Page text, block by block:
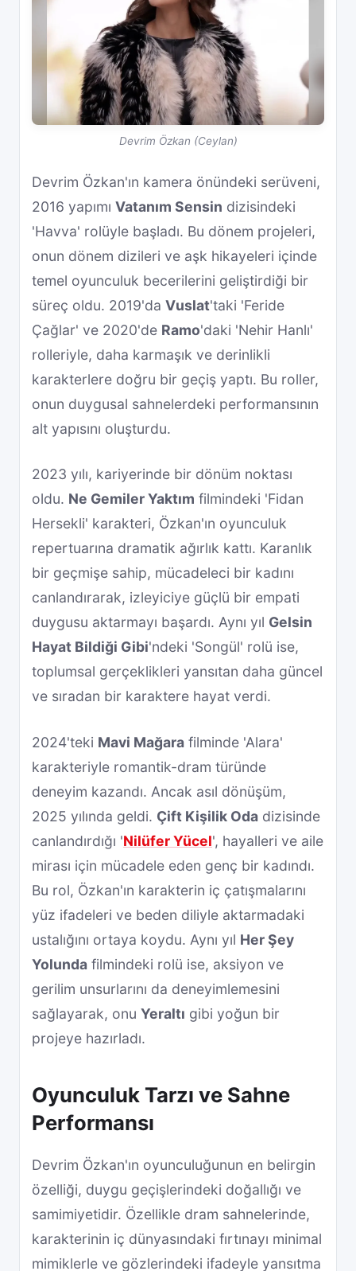
Devrim Özkan (Ceylan)
Devrim Özkan'ın kamera önündeki serüveni,
2016 yapımı Vatanım Sensin dizisindeki
'Havva' rolüyle başladı. Bu dönem projeleri,
onun dönem dizileri ve aşk hikayeleri içinde
temel oyunculuk becerilerini geliştirdiği bir
süreç oldu. 2019'da Vuslat'taki 'Feride
Çağlar' ve 2020'de Ramo'daki 'Nehir Hanlı'
rolleriyle, daha karmaşık ve derinlikli
karakterlere doğru bir geçiş yaptı. Bu roller,
onun duygusal sahnelerdeki performansının
alt yapısını oluşturdu.
2023 yılı, kariyerinde bir dönüm noktası
oldu. Ne Gemiler Yaktım filmindeki 'Fidan
Hersekli' karakteri, Özkan'ın oyunculuk
repertuarına dramatik ağırlık kattı. Karanlık
bir geçmişe sahip, mücadeleci bir kadını
canlandırarak, izleyiciye güçlü bir empati
duygusu aktarmayı başardı. Aynı yıl Gelsin
Hayat Bildiği Gibi'ndeki 'Songül' rolü ise,
toplumsal gerçeklikleri yansıtan daha güncel
ve sıradan bir karaktere hayat verdi.
2024'teki Mavi Mağara filminde 'Alara'
karakteriyle romantik-dram türünde
deneyim kazandı. Ancak asıl dönüşüm,
2025 yılında geldi. Çift Kişilik Oda dizisinde
canlandırdığı 'Nilüfer Yücel', hayalleri ve aile
mirası için mücadele eden genç bir kadındı.
Bu rol, Özkan'ın karakterin iç çatışmalarını
yüz ifadeleri ve beden diliyle aktarmadaki
ustalığını ortaya koydu. Aynı yıl Her Şey
Yolunda filmindeki rolü ise, aksiyon ve
gerilim unsurlarını da deneyimlemesini
sağlayarak, onu Yeraltı gibi yoğun bir
projeye hazırladı.
Oyunculuk Tarzı ve Sahne
Performansı
Devrim Özkan'ın oyunculuğunun en belirgin
özelliği, duygu geçişlerindeki doğallığı ve
samimiyetidir. Özellikle dram sahnelerinde,
karakterinin iç dünyasındaki fırtınayı minimal
mimiklerle ve gözlerindeki ifadeyle yansıtma